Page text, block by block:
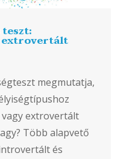
megmutatja,
extrovertált
Több alapvető
és